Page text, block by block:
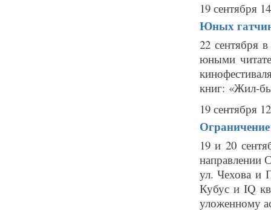
19 сентября
Юных
22 сентября
юными
книг: «Жил-
19 сентября
19 и 20
направлении
ул. Чехова и
Кубус и IQ
уложенному